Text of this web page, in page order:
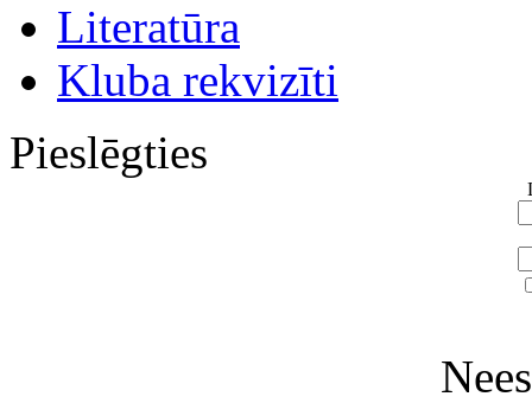
Literatūra
Kluba rekvizīti
Pieslēgties